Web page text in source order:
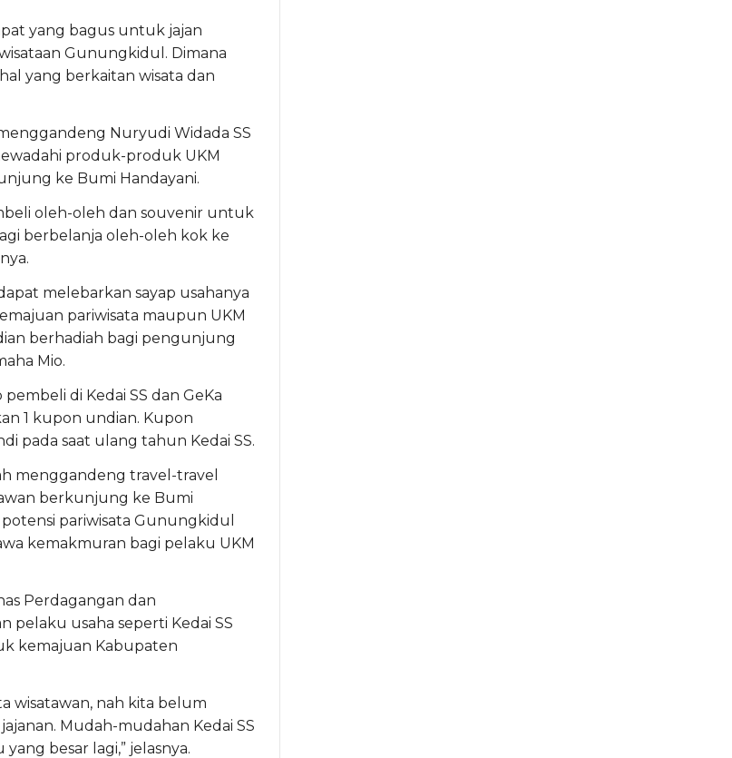
yang bagus untuk jajan
Gunungkidul. Dimana
yang berkaitan wisata dan
Nuryudi Widada SS
produk-produk UKM
ke Bumi Handayani.
oleh-oleh dan souvenir untuk
berbelanja oleh-oleh kok ke
melebarkan sayap usahanya
pariwisata maupun UKM
berhadiah bagi pengunjung
Mio.
di Kedai SS dan GeKa
1 kupon undian. Kupon
pada saat ulang tahun Kedai SS.
menggandeng travel-travel
berkunjung ke Bumi
pariwisata Gunungkidul
kemakmuran bagi pelaku UKM
Perdagangan dan
usaha seperti Kedai SS
kemajuan Kabupaten
wisatawan, nah kita belum
Mudah-mudahan Kedai SS
besar lagi,” jelasnya.